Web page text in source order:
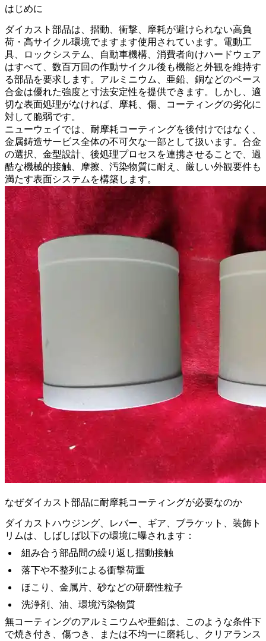
はじめに
ダイカスト部品は、摺動、衝撃、摩耗が避けられない高負
荷・高サイクル環境でますます使用されています。電動工
具、ロックシステム、自動車機構、消費者向けハードウェア
はすべて、数百万回の作動サイクル後も機能と外観を維持す
る部品を要求します。アルミニウム、亜鉛、銅などのベース
合金は優れた強度と寸法安定性を提供できます。しかし、適
切な表面処理がなければ、摩耗、傷、コーティングの劣化に
対して脆弱です。
ニューウェイでは、耐摩耗コーティングを後付けではなく、
金属鋳造サービス全体の不可欠な一部として扱います。合金
の選択、金型設計、後処理プロセスを連携させることで、過
酷な機械的接触、摩擦、汚染物質に耐え、厳しい外観要件も
満たす表面システムを構築します。
なぜダイカスト部品に耐摩耗コーティングが必要なのか
ダイカストハウジング、レバー、ギア、ブラケット、装飾ト
リムは、しばしば以下の環境に曝されます：
組み合う部品間の繰り返し摺動接触
落下や不整列による衝撃荷重
ほこり、金属片、砂などの研磨性粒子
洗浄剤、油、環境汚染物質
無コーティングのアルミニウムや亜鉛は、このような条件下
で焼き付き、傷つき、または不均一に磨耗し、クリアランス